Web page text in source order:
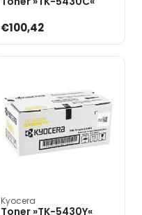
€100,42
Kyocera
Toner »TK-5430Y«